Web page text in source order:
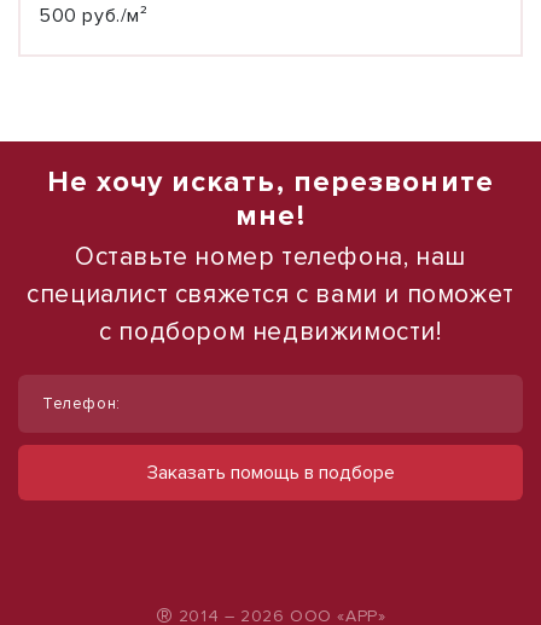
500 руб./м²
Не хочу искать, перезвоните
мне!
Оставьте номер телефона, наш
специалист свяжется с вами и поможет
с подбором недвижимости!
Телефон:
Заказать помощь в подборе
2014 – 2026 ООО «АРР»